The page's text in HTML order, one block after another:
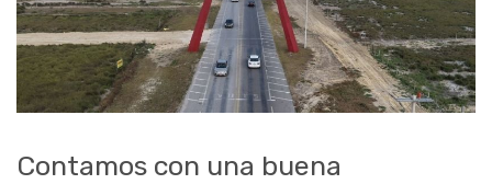
Contamos con una buena